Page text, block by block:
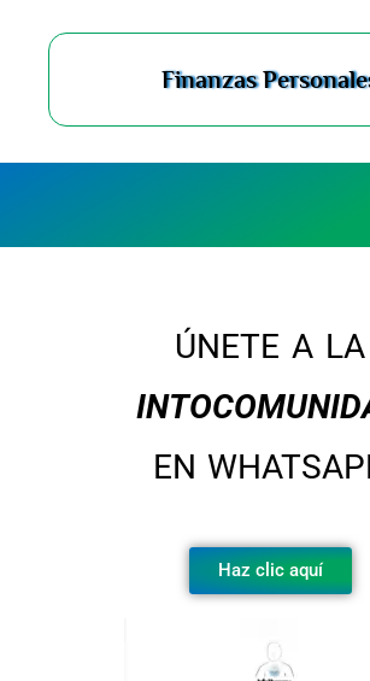
Finanzas
ÚNETE A LA
EN
Haz clic aquí